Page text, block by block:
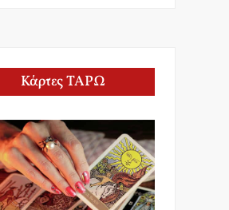
Κάρτες ΤΑΡΩ